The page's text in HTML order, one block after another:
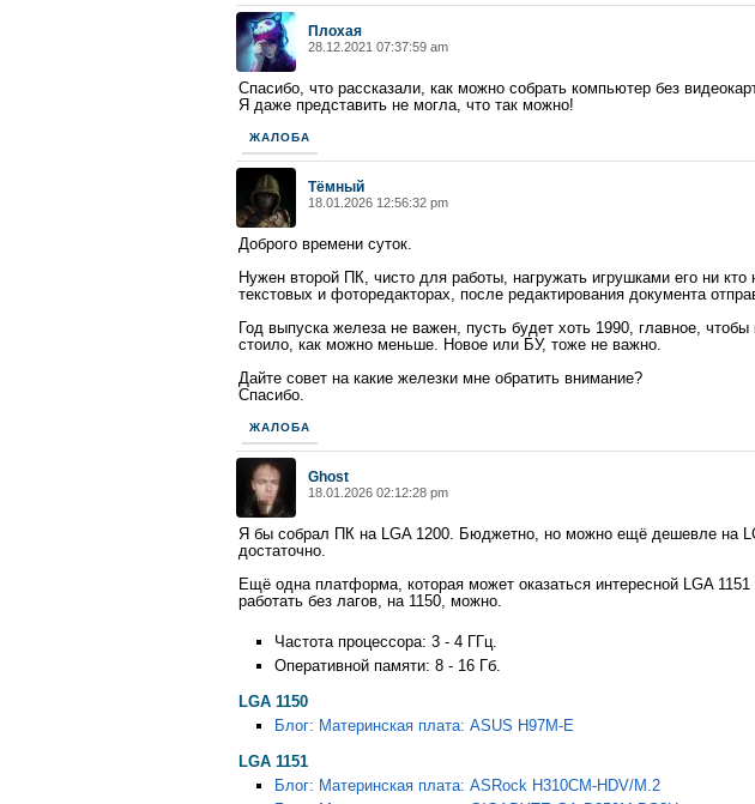
Плохая
28.12.2021 07:37:59 am
Спасибо, что рассказали, как можно собрать компьютер без
Я даже представить не могла, что так можно!
ЖАЛОБА
Тёмный
18.01.2026 12:56:32 pm
Доброго времени суток.
Нужен второй ПК, чисто для работы, нагружать игрушками его ни
текстовых и фоторедакторах, после редактирования документа
Год выпуска железа не важен, пусть будет хоть 1990, главное,
стоило, как можно меньше. Новое или БУ, тоже не важно.
Дайте совет на какие железки мне обратить внимание?
Спасибо.
ЖАЛОБА
Ghost
18.01.2026 02:12:28 pm
Я бы собрал ПК на LGA 1200. Бюджетно, но можно ещё дешевле на
достаточно.
Ещё одна платформа, которая может оказаться интересной LGA
работать без лагов, на 1150, можно.
Частота процессора: 3 - 4 ГГц.
Оперативной памяти: 8 - 16 Гб.
LGA 1150
Блог: Материнская плата: ASUS H97M-E
LGA 1151
Блог: Материнская плата: ASRock H310CM-HDV/M.2